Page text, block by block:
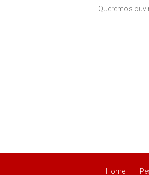
Queremos
Home